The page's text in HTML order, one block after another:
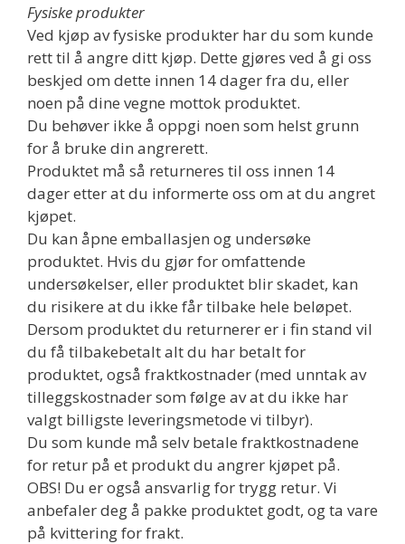
Fysiske produkter
Ved kjøp av fysiske produkter har du som kunde
rett til å angre ditt kjøp. Dette gjøres ved å gi oss
beskjed om dette innen 14 dager fra du, eller
noen på dine vegne mottok produktet.
Du behøver ikke å oppgi noen som helst grunn
for å bruke din angrerett.
Produktet må så returneres til oss innen 14
dager etter at du informerte oss om at du angret
kjøpet.
Du kan åpne emballasjen og undersøke
produktet. Hvis du gjør for omfattende
undersøkelser, eller produktet blir skadet, kan
du risikere at du ikke får tilbake hele beløpet.
Dersom produktet du returnerer er i fin stand vil
du få tilbakebetalt alt du har betalt for
produktet, også fraktkostnader (med unntak av
tilleggskostnader som følge av at du ikke har
valgt billigste leveringsmetode vi tilbyr).
Du som kunde må selv betale fraktkostnadene
for retur på et produkt du angrer kjøpet på.
OBS! Du er også ansvarlig for trygg retur. Vi
anbefaler deg å pakke produktet godt, og ta vare
på kvittering for frakt.